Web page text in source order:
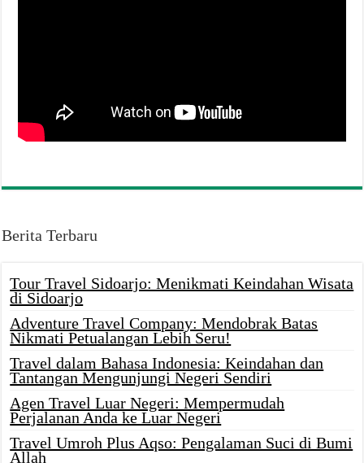
Berita Terbaru
Tour Travel Sidoarjo: Menikmati Keindahan Wisata
di Sidoarjo
Adventure Travel Company: Mendobrak Batas
Nikmati Petualangan Lebih Seru!
Travel dalam Bahasa Indonesia: Keindahan dan
Tantangan Mengunjungi Negeri Sendiri
Agen Travel Luar Negeri: Mempermudah
Perjalanan Anda ke Luar Negeri
Travel Umroh Plus Aqso: Pengalaman Suci di Bumi
Allah